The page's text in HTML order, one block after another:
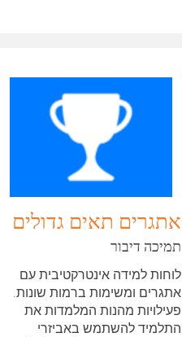
אתגרים תאים גדולים
תמיכה דיבור
לוחות למידה אינטרקטיבית עם
אתגרים ומשימות ברמות שונות.
פעילויות מהנות המלמדות את
התלמיד להשתמש באביזרי